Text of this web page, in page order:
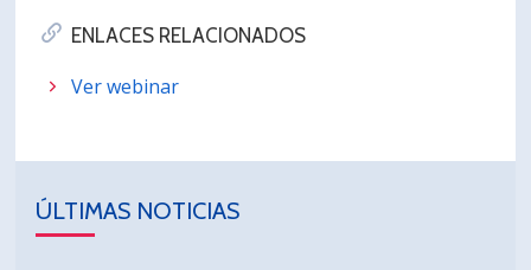
ENLACES RELACIONADOS
Ver webinar
ÚLTIMAS NOTICIAS